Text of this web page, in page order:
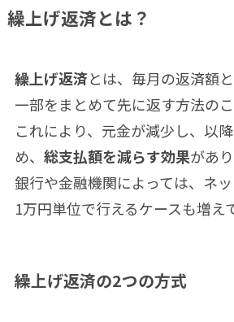
繰上げ返済とは？
繰上げ返済とは、毎月の返済額
一部をまとめて先に返す方法のこ
これにより、元金が減少し、以
め、 総支払額を減らす効果があり
銀行や金融機関によっては、ネ
1万円単位で行えるケースも増え
繰上げ返済の2つの方式